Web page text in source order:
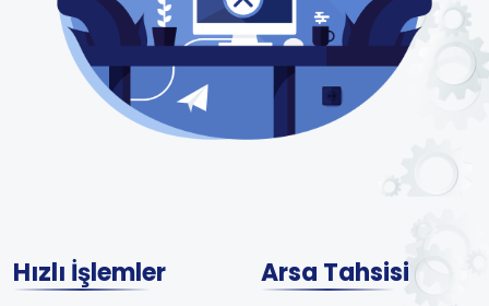
Hızlı İşlemler Arsa Tahsisi